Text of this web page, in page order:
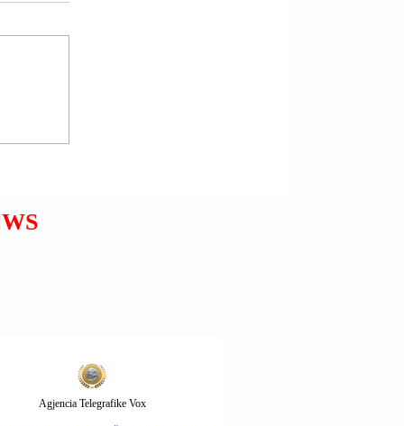
SHTINTE ME ARMË
Agjencia Telegrafike Vox